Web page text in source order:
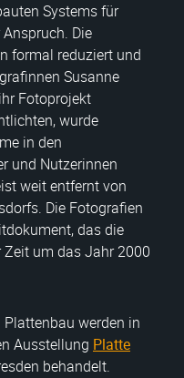
Systems für
Die
formal reduziert und
Susanne
Fotoprojekt
wurde
in den
und Nutzerinnen
weit entfernt von
Die Fotografien
das die
um das Jahr 2000
werden in
Ausstellung Platte
behandelt.